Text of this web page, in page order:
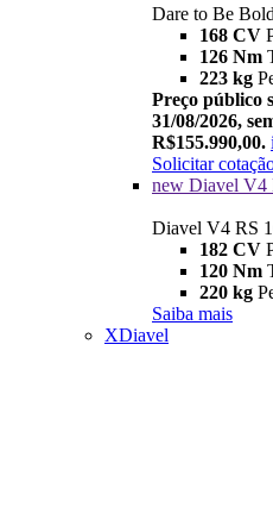
Dare to Be Bold
168 CV
126 Nm
223 kg
Preço público
31/08/2026,
R$155.990,00. i
Solicitar
new Diavel V4
Diavel V4 RS
182 CV
120 Nm
220 kg
Saiba mais
XDiavel